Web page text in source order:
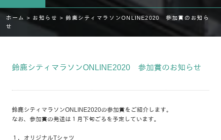
ホーム > お知らせ > 鈴鹿シティマラソンONLINE2020 参加賞のお知ら
せ
鈴鹿シティマラソンONLINE2020 参加賞のお知らせ
鈴鹿シティマラソンONLINE2020の参加賞をご紹介します。
なお、参加賞の発送は１月下旬ごろを予定しています。
１．オリジナルTシャツ